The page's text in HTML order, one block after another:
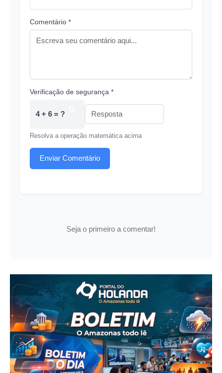
Comentário *
Verificação de segurança *
4 + 6 = ?
Resolva a operação matemática acima
Enviar Comentário
Seja o primeiro a comentar!